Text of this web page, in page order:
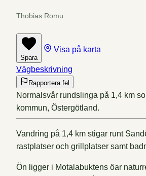
Thobias Romu
Spara
Visa på karta
Vägbeskrivning
Rapportera fel
Normalsvår rundslinga på 1,4 km
kommun, Östergötland.
Vandring på 1,4 km stigar runt
rastplatser och grillplatser samt
Ön ligger i Motalabuktens öar